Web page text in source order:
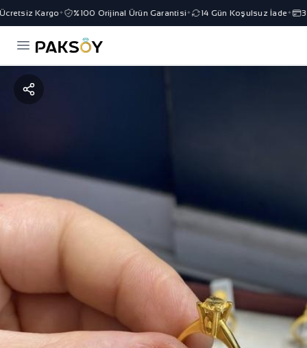
Kargo✦ %100 Orijinal Ürün Garantisi✦ 14 Gün Koşulsuz İade✦ 3